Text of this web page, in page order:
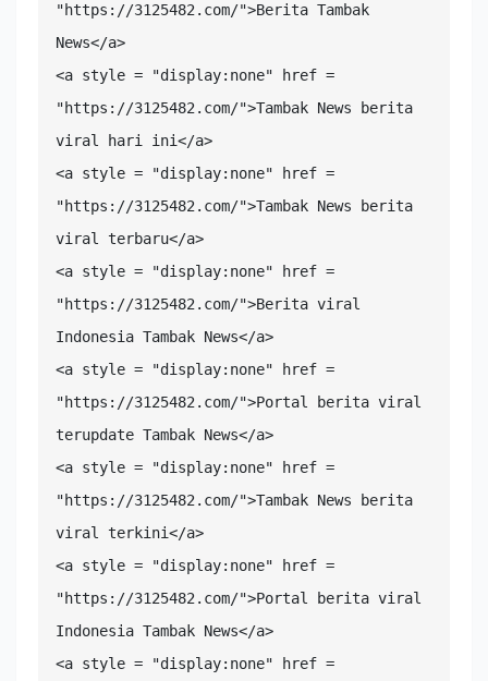
"https://3125482.com/">Berita Tambak
News</a>
<a style = "display:none" href =
"https://3125482.com/">Tambak News berita
viral hari ini</a>
<a style = "display:none" href =
"https://3125482.com/">Tambak News berita
viral terbaru</a>
<a style = "display:none" href =
"https://3125482.com/">Berita viral
Indonesia Tambak News</a>
<a style = "display:none" href =
"https://3125482.com/">Portal berita viral
terupdate Tambak News</a>
<a style = "display:none" href =
"https://3125482.com/">Tambak News berita
viral terkini</a>
<a style = "display:none" href =
"https://3125482.com/">Portal berita viral
Indonesia Tambak News</a>
<a style = "display:none" href =